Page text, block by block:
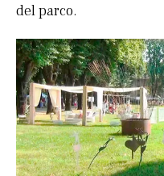
del parco.